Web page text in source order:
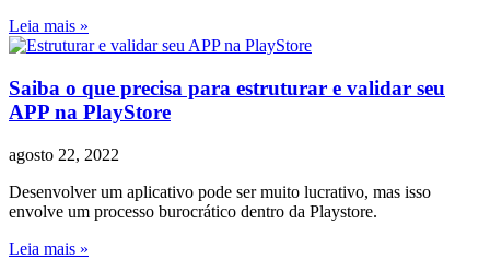
Leia mais »
Saiba o que precisa para estruturar e validar seu
APP na PlayStore
agosto 22, 2022
Desenvolver um aplicativo pode ser muito lucrativo, mas isso
envolve um processo burocrático dentro da Playstore.
Leia mais »